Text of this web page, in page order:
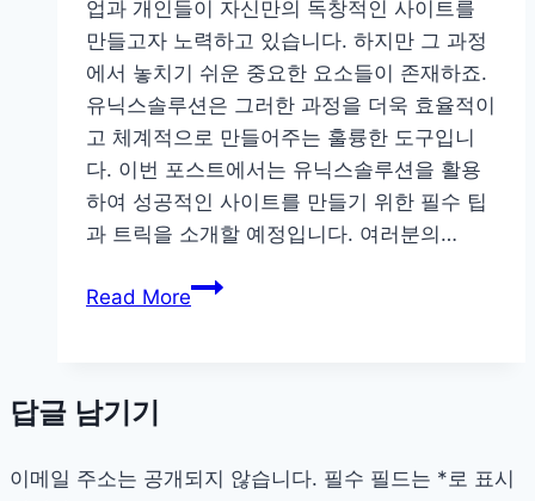
업과 개인들이 자신만의 독창적인 사이트를
만들고자 노력하고 있습니다. 하지만 그 과정
에서 놓치기 쉬운 중요한 요소들이 존재하죠.
유닉스솔루션은 그러한 과정을 더욱 효율적이
고 체계적으로 만들어주는 훌륭한 도구입니
다. 이번 포스트에서는 유닉스솔루션을 활용
하여 성공적인 사이트를 만들기 위한 필수 팁
과 트릭을 소개할 예정입니다. 여러분의…
Read More유
기
답글 남기기
이메일 주소는 공개되지 않습니다. 필수 필드는 *로 표시